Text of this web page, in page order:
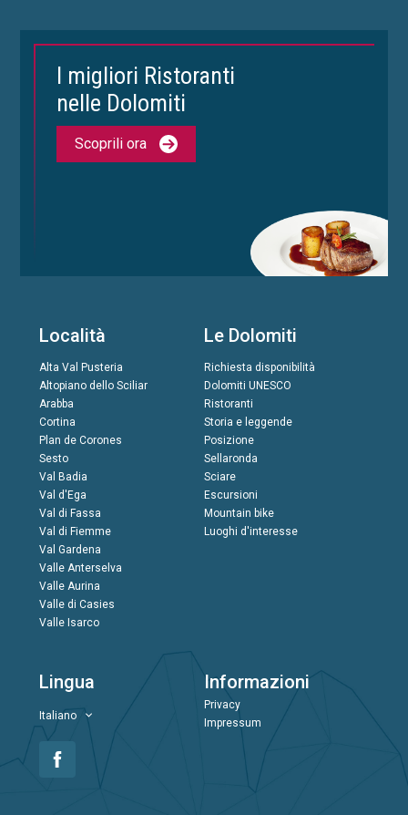
I migliori Ristoranti
nelle Dolomiti
Scoprili ora
Località
Alta Val Pusteria
Altopiano dello Sciliar
Arabba
Cortina
Plan de Corones
Sesto
Val Badia
Val d'Ega
Val di Fassa
Val di Fiemme
Val Gardena
Valle Anterselva
Valle Aurina
Valle di Casies
Valle Isarco
Le Dolomiti
Richiesta disponibilità
Dolomiti UNESCO
Ristoranti
Storia e leggende
Posizione
Sellaronda
Sciare
Escursioni
Mountain bike
Luoghi d'interesse
Lingua
Italiano
Informazioni
Privacy
Impressum